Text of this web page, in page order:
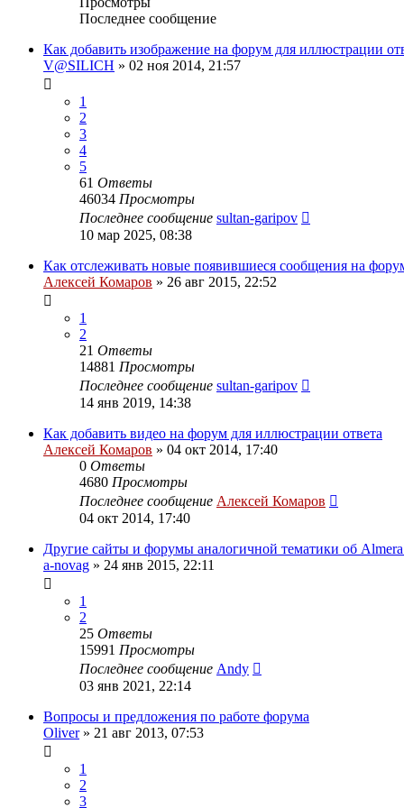
Последнее сообщение
Как добавить изображение на форум для иллюстрации
V@SILICH » 02 ноя 2014, 21:57
1
2
3
4
5
61 Ответы
46034 Просмотры
Последнее сообщение sultan-garipov
10 мар 2025, 08:38
Как отслеживать новые появившиеся сообщения на
Алексей Комаров » 26 авг 2015, 22:52
1
2
21 Ответы
14881 Просмотры
Последнее сообщение sultan-garipov
14 янв 2019, 14:38
Как добавить видео на форум для иллюстрации ответа
Алексей Комаров » 04 окт 2014, 17:40
0 Ответы
4680 Просмотры
Последнее сообщение Алексей Комаров
04 окт 2014, 17:40
Другие сайты и форумы аналогичной тематики об
a-novag » 24 янв 2015, 22:11
1
2
25 Ответы
15991 Просмотры
Последнее сообщение Andy
03 янв 2021, 22:14
Вопросы и предложения по работе форума
Oliver» 21 авг 2013, 07:53
1
2
3